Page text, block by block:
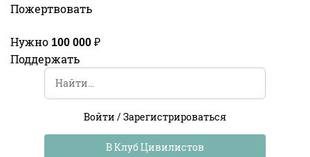
Пожертвовать
Нужно 100 000 ₽
Поддержать
Войти /Зарегистрироваться
В Клуб Цивилистов